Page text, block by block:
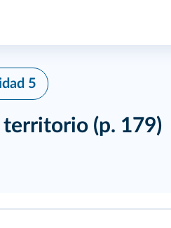
5
territorio (p. 179)